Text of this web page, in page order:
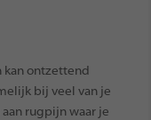
kan ontzettend
bij veel van je
rugpijn waar je